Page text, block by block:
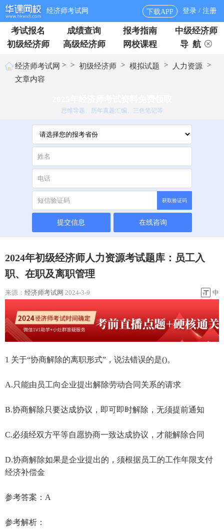
经济师考试网 下载APP 登录 / 注册
考试报名 成绩查询 报考指南
中级经济师
初级经济师
高级经济师 网校课程 导 航
经济师考试网 > > 初级经济师 > 模拟试题 > 人力资源 >
文章内容
思维导题、历年真题汇编、三色笔记等
获取验证码
提交信息 在线咨询
2024年初级经济师人力资源考试题库：员工入
职、在职及离职管理
来源： 经济师考试网 2024-3-9 中
1 关于“协商解除的离职形式”，说法错误的是()。
A.只能由员工向企业提出解除劳动合同关系的请求
B.协商解除只要达成协议，即可即时解除，无须提前通知
C.必须经双方平等自愿协商一致达成协议，才能解除合同
D.协商解除如果是企业提出的，须根据员工的工作年限支付
经济补偿金
参考答案：A
参考解析：